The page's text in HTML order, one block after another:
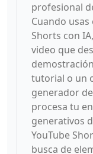
profesional
Cuando
Shorts con
video que
tutorial o un
generador
procesa tu
generativos
YouTube
busca de